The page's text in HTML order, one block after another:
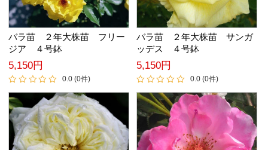
バラ苗 ２年大株苗 フリー
ジア ４号鉢
5,150円
0.0 (0件)
バラ苗 ２年大株苗 サンガ
ッデス ４号鉢
5,150円
0.0 (0件)